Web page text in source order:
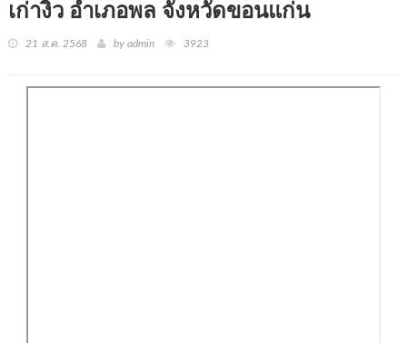
เก่างิ้ว อำเภอพล จังหวัดขอนแก่น
21 ส.ค. 2568 by admin 3923